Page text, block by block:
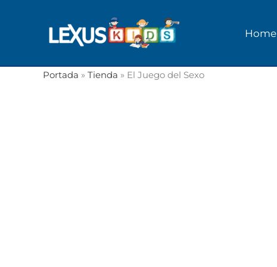
Home
Portada » Tienda » El Juego del Sexo